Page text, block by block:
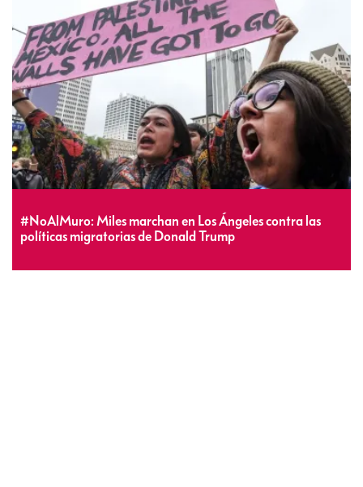
#NoAlMuro: Miles marchan en Los Ángeles contra las
políticas migratorias de Donald Trump